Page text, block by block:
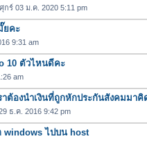
กร์ 03 ม.ค. 2020 5:11 pm
ยคะ
9:31 am
10 ตัวไหนดีคะ
am
ต้องนำเงินที่ถูกหักประกันสังคมมา
ธ.ค. 2016 9:42 pm
windows ไปบน host